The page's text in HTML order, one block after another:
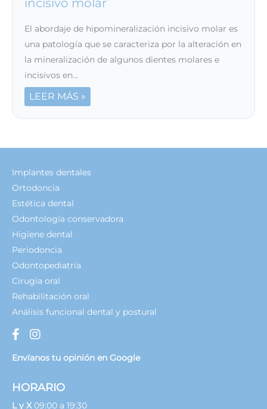
incisivo molar
El abordaje de hipomineralización incisivo molar es
una patología que se caracteriza por la alteración en
la mineralización de algunos dientes molares e
incisivos en…
LEER MÁS »
Implantes dentales
Ortodoncia
Estética dental
Odontología conservadora
Higiene dental
Periodoncia
Odontopediatría
Cirugía oral
Rehabilitación oral
Análisis funcional dental y postural
Envíanos tu opinión en Google
HORARIO
L y X09:00 a 19:30